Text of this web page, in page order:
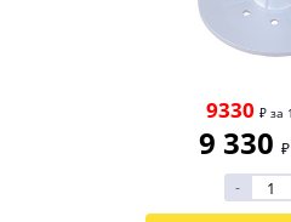
9330 ₽ за
9 330
-